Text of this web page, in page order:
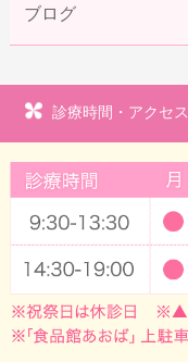
ブログ
診療時間・アクセス